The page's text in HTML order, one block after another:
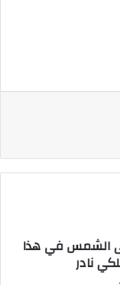
الشمس في هذا
نادر